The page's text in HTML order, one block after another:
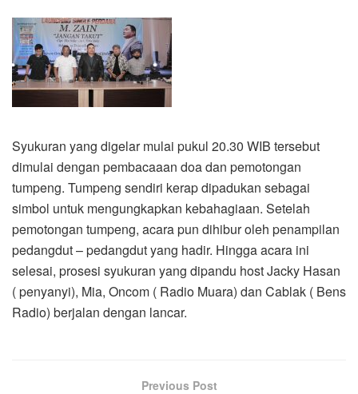
Syukuran yang digelar mulai pukul 20.30 WIB tersebut
dimulai dengan pembacaaan doa dan pemotongan
tumpeng. Tumpeng sendiri kerap dipadukan sebagai
simbol untuk mengungkapkan kebahagiaan. Setelah
pemotongan tumpeng, acara pun dihibur oleh penampilan
pedangdut – pedangdut yang hadir. Hingga acara ini
selesai, prosesi syukuran yang dipandu host Jacky Hasan
( penyanyi), Mia, Oncom ( Radio Muara) dan Cablak ( Bens
Radio) berjalan dengan lancar.
Previous Post